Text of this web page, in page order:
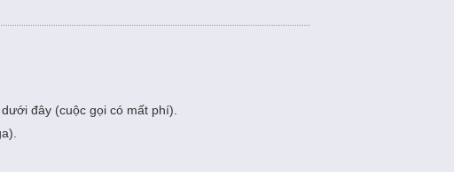
đây (cuộc gọi có mất phí).